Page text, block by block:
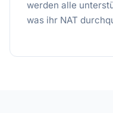
werden alle
was ihr NAT